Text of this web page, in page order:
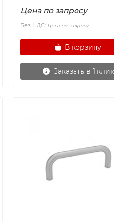
Цена по запросу
Без НДС: Цена по запросу
В корзину
Заказать в 1 клик